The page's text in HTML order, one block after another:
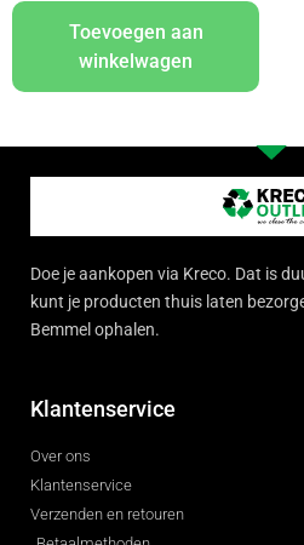
Toevoegen aan
winkelwagen
Doe je aankopen via Kreco. Dat is
kunt je producten thuis laten
Bemmel ophalen.
Klantenservice
Over ons
Klantenservice
Verzenden en retouren